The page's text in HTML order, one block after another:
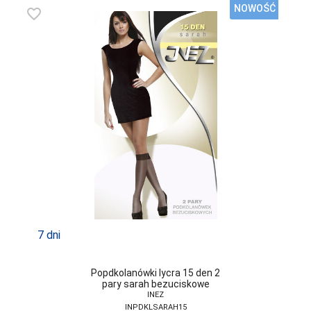
ATTRACTIVE
AURELLIE
AVA
BABELL
BABELLA
BAS BLEU
BE SNAZZY
BELLA SECRET
C3-SABANA
CANA
favorite_border NOWOŚĆ
7 dni
Popdkolanówki lycra 15 den 2
pary sarah bezuciskowe
INEZ
INPDKLSARAH15